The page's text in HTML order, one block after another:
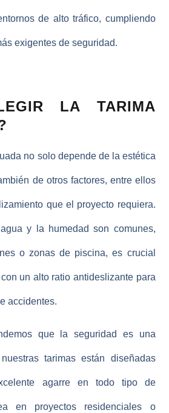
de alto tráfico, cumpliendo
exigentes de seguridad.
LA TARIMA
no solo depende de la estética
de otros factores, entre ellos
que el proyecto requiera.
y la humedad son comunes,
o zonas de piscina, es crucial
un alto ratio antideslizante para
accidentes.
que la seguridad es una
tarimas están diseñadas
agarre en todo tipo de
en proyectos residenciales o